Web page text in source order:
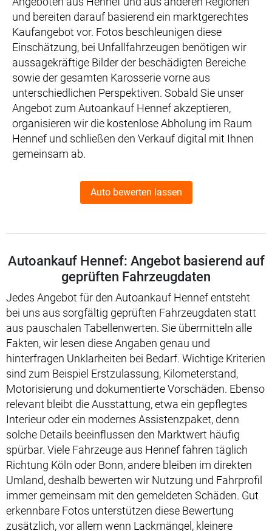
und bereiten darauf basierend ein marktgerechtes
Kaufangebot vor. Fotos beschleunigen diese
Einschätzung, bei Unfallfahrzeugen benötigen wir
aussagekräftige Bilder der beschädigten Bereiche
sowie der gesamten Karosserie vorne aus
unterschiedlichen Perspektiven. Sobald Sie unser
Angebot zum Autoankauf Hennef akzeptieren,
organisieren wir die kostenlose Abholung im Raum
Hennef und schließen den Verkauf digital mit Ihnen
gemeinsam ab.
Auto bewerten lassen
Autoankauf Hennef: Angebot basierend auf
geprüften Fahrzeugdaten
Jedes Angebot für den Autoankauf Hennef entsteht
bei uns aus sorgfältig geprüften Fahrzeugdaten statt
aus pauschalen Tabellenwerten. Sie übermitteln alle
Fakten, wir lesen diese Angaben genau und
hinterfragen Unklarheiten bei Bedarf. Wichtige Kriterien
sind zum Beispiel Erstzulassung, Kilometerstand,
Motorisierung und dokumentierte Vorschäden. Ebenso
relevant bleibt die Ausstattung, etwa ein gepflegtes
Interieur oder ein modernes Assistenzpaket, denn
solche Details beeinflussen den Marktwert häufig
spürbar. Viele Fahrzeuge aus Hennef fahren täglich
Richtung Köln oder Bonn, andere bleiben im direkten
Umland, deshalb bewerten wir Nutzung und Fahrprofil
immer gemeinsam mit den gemeldeten Schäden. Gut
erkennbare Fotos unterstützen diese Bewertung
zusätzlich, vor allem wenn Lackmängel, kleinere